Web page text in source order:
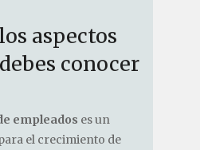
aspectos
conocer
empleados es un
el crecimiento de